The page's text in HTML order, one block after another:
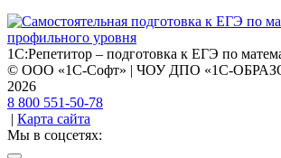
1С:Репетитор – подготовка к ЕГЭ по
© ООО «1С-Софт» | ЧОУ ДПО «1С-
2026
8 800 551-50-78
| Карта сайта
Мы в соцсетях: